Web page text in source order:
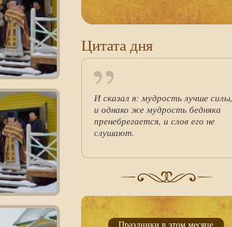
Цитата дня
И сказал я: мудрость лучше силы,
и однако же мудрость бедняка
пренебрегается, и слов его не
слушают.
Праздники в этом месяце